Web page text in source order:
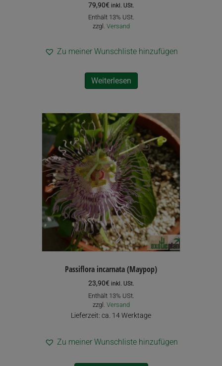
79,90€ inkl. USt.
Enthält 13% USt.
zzgl. Versand
Zu meiner Wunschliste hinzufügen
Weiterlesen
Passiflora incarnata (Maypop)
23,90€ inkl. USt.
Enthält 13% USt.
zzgl. Versand
Lieferzeit: ca. 14 Werktage
Zu meiner Wunschliste hinzufügen